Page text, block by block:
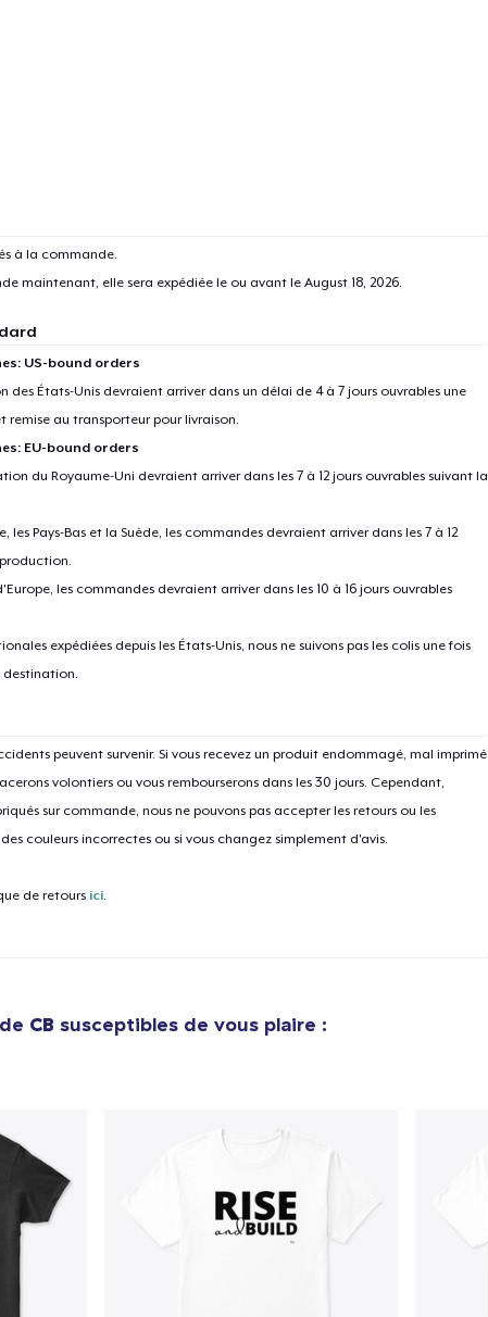
à la commande.
maintenant, elle sera expédiée le ou avant le August 18, 2026.
US-bound orders
des États-Unis devraient arriver dans un délai de 4 à 7 jours ouvrables une
au transporteur pour livraison.
EU-bound orders
du Royaume-Uni devraient arriver dans les 7 à 12 jours ouvrables suivant la
les Pays-Bas et la Suède, les commandes devraient arriver dans les 7 à 12
les commandes devraient arriver dans les 10 à 16 jours ouvrables
expédiées depuis les États-Unis, nous ne suivons pas les colis une fois
destination.
peuvent survenir. Si vous recevez un produit endommagé, mal imprimé
volontiers ou vous rembourserons dans les 30 jours. Cependant,
sur commande, nous ne pouvons pas accepter les retours ou les
couleurs incorrectes ou si vous changez simplement d'avis.
de retours ici.
CB susceptibles de vous plaire :
Vérification
21,99 $US